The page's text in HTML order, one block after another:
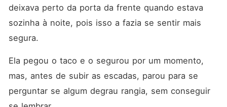
deixava perto da porta da frente quando estava
sozinha à noite, pois isso a fazia se sentir mais
segura.
Ela pegou o taco e o segurou por um momento,
mas, antes de subir as escadas, parou para se
perguntar se algum degrau rangia, sem conseguir